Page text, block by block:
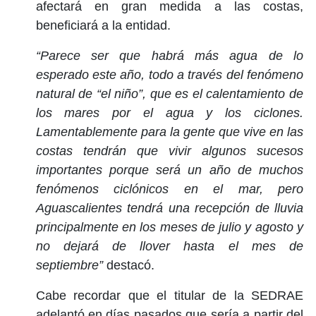
afectará en gran medida a las costas,
beneficiará a la entidad.
“Parece ser que habrá más agua de lo
esperado este año, todo a través del fenómeno
natural de “el niño”, que es el calentamiento de
los mares por el agua y los ciclones.
Lamentablemente para la gente que vive en las
costas tendrán que vivir algunos sucesos
importantes porque será un año de muchos
fenómenos ciclónicos en el mar, pero
Aguascalientes tendrá una recepción de lluvia
principalmente en los meses de julio y agosto y
no dejará de llover hasta el mes de
septiembre”destacó.
Cabe recordar que el titular de la SEDRAE